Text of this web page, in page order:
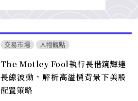
交易市場 人物觀點
The Motley Fool執行長借鏡輝達
長線波動，解析高溢價背景下美股
配置策略